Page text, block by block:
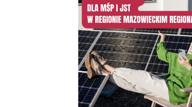
Oferta dla NGO/PES
Fundusz FKIS
Rodo